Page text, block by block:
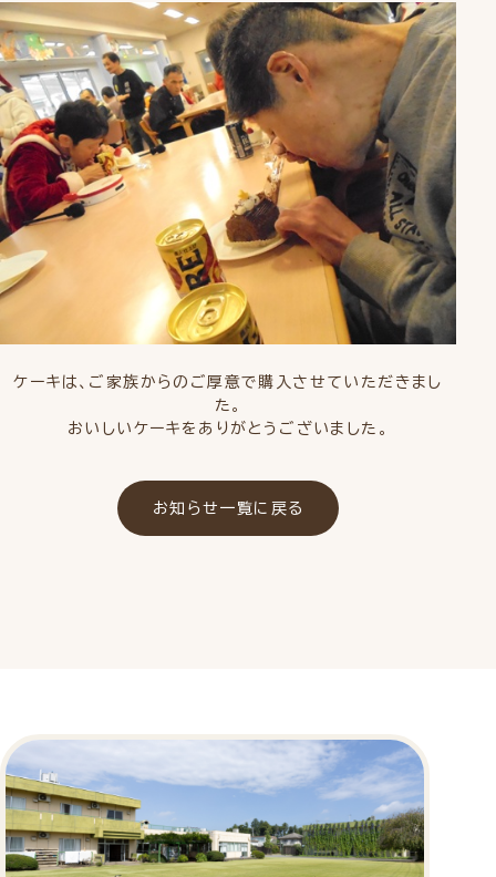
ケーキは、ご家族からのご厚意で購入させていただきまし
た。
おいしいケーキをありがとうございました。
お知らせ一覧に戻る